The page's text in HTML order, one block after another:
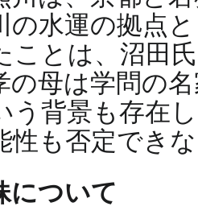
の水運の拠点
ことは、沼田
の母は学問の
う背景も存在
性も否定できな
について